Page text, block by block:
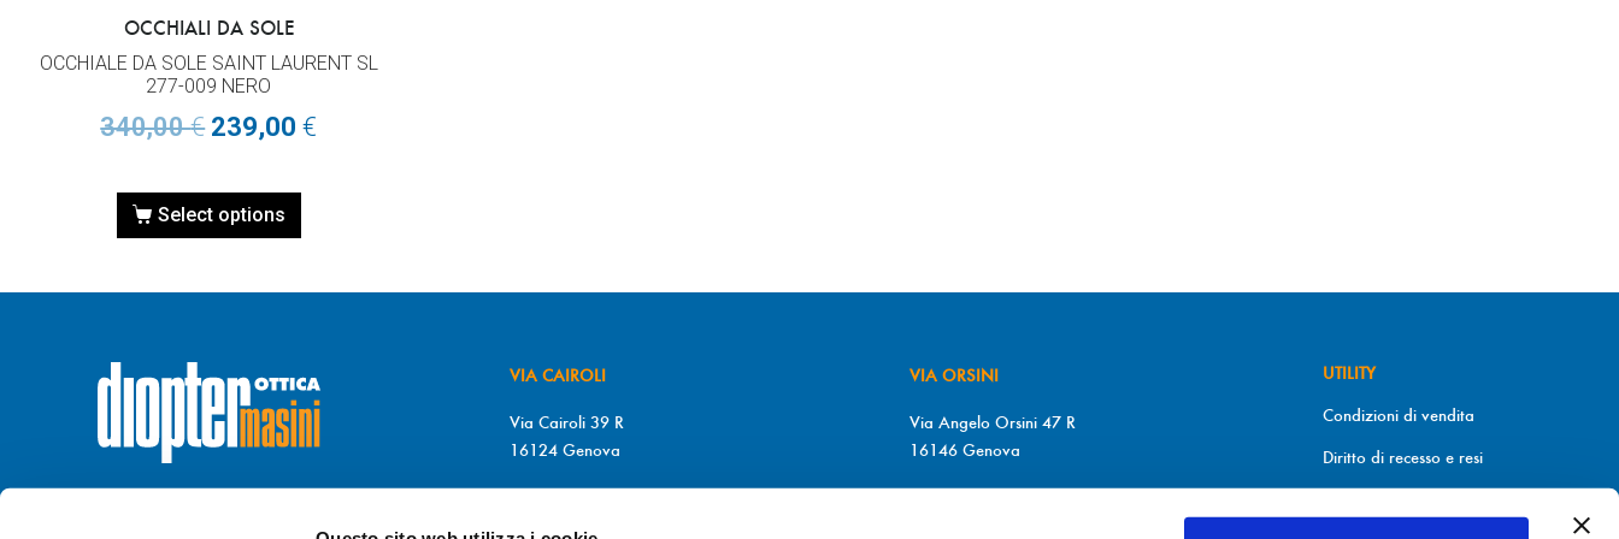
OCCHIALI DA SOLE
OCCHIALE DA SOLE SAINT LAURENT SL
277-009 NERO
340,00€ 239,00€
Select options
VIA CAIROLI
Via Cairoli 39 R
16124 Genova
VIA ORSINI
Via Angelo Orsini 47 R
16146 Genova
UTILITY
Condizioni di vendita
Diritto di recesso e resi